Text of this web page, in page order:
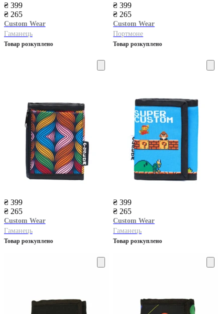
₴ 399
₴ 265
Custom Wear
Гаманець
Товар розкуплено
₴ 399
₴ 265
Custom Wear
Портмоне
Товар розкуплено
₴ 399
₴ 265
Custom Wear
Гаманець
Товар розкуплено
₴ 399
₴ 265
Custom Wear
Гаманець
Товар розкуплено